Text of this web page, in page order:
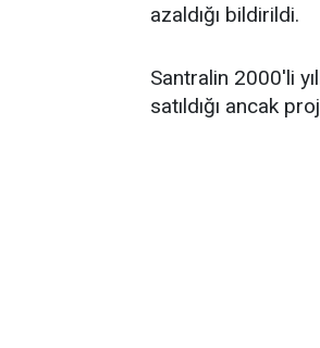
azaldığı bildirildi.
Santralin 2000'li
satıldığı ancak